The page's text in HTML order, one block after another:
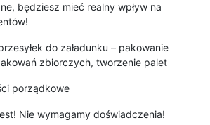
będziesz mieć realny wpływ na
do załadunku – pakowanie
zbiorczych, tworzenie palet
porządkowe
Nie wymagamy doświadczenia!